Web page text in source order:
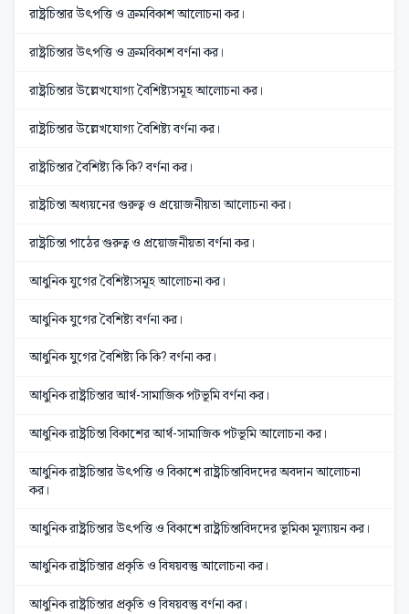
রাষ্ট্রচিন্তার উৎপত্তি ও ক্রমবিকাশ আলোচনা কর।
রাষ্ট্রচিন্তার উৎপত্তি ও ক্রমবিকাশ বর্ণনা কর।
রাষ্ট্রচিন্তার উল্লেখযোগ্য বৈশিষ্ট্যসমূহ আলোচনা কর।
রাষ্ট্রচিন্তার উল্লেখযোগ্য বৈশিষ্ট্য বর্ণনা কর।
রাষ্ট্রচিন্তার বৈশিষ্ট্য কি কি? বর্ণনা কর।
রাষ্ট্রচিন্তা অধ্যয়নের গুরুত্ব ও প্রয়োজনীয়তা আলোচনা কর।
রাষ্ট্রচিন্তা পাঠের গুরুত্ব ও প্রয়োজনীয়তা বর্ণনা কর।
আধুনিক যুগের বৈশিষ্ট্যসমূহ আলোচনা কর।
আধুনিক যুগের বৈশিষ্ট্য বর্ণনা কর।
আধুনিক যুগের বৈশিষ্ট্য কি কি? বর্ণনা কর।
আধুনিক রাষ্ট্রচিন্তার আর্থ-সামাজিক পটভূমি বর্ণনা কর।
আধুনিক রাষ্ট্রচিন্তা বিকাশের আর্থ-সামাজিক পটভূমি আলোচনা কর।
আধুনিক রাষ্ট্রচিন্তার উৎপত্তি ও বিকাশে রাষ্ট্রচিন্তাবিদদের অবদান আলোচনা
কর।
আধুনিক রাষ্ট্রচিন্তার উৎপত্তি ও বিকাশে রাষ্ট্রচিন্তাবিদদের ভূমিকা মূল্যায়ন কর।
আধুনিক রাষ্ট্রচিন্তার প্রকৃতি ও বিষয়বস্তু আলোচনা কর।
আধুনিক রাষ্ট্রচিন্তার প্রকৃতি ও বিষয়বস্তু বর্ণনা কর।